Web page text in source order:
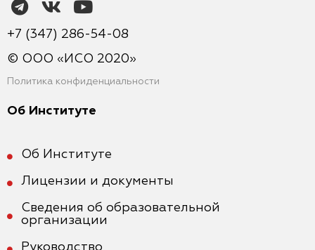
+7 (347) 286-54-08
© ООО «ИСО 2020»
Политика конфиденциальности
Об Институте
Об Институте
Лицензии и документы
Сведения об образовательной
организации
Руководство